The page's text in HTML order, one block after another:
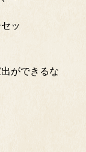
ッ
ができるな